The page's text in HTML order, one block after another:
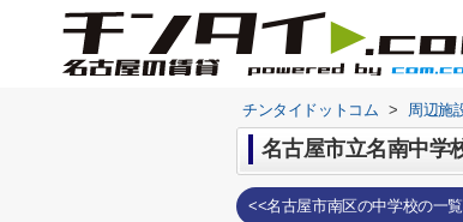
チンタイドットコム > 周辺施
名古屋市立名南中学
<<名古屋市南区の中学校の一